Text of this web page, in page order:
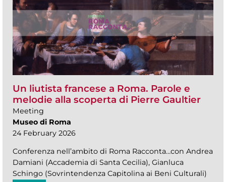
Un liutista francese a Roma. Parole e
melodie alla scoperta di Pierre Gaultier
Meeting
Museo di Roma
24 February 2026
Conferenza nell’ambito di Roma Racconta…con Andrea
Damiani (Accademia di Santa Cecilia), Gianluca
Schingo (Sovrintendenza Capitolina ai Beni Culturali)